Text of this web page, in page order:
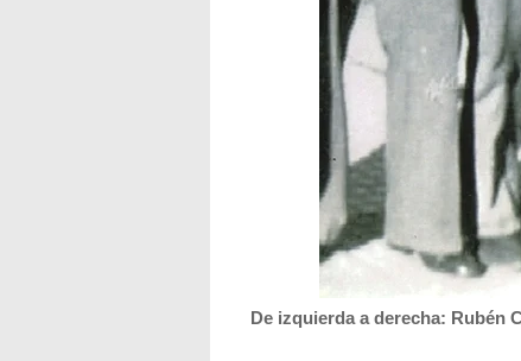
De izquierda a derecha: Rubén